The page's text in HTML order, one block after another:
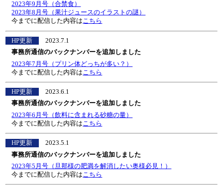
2023年9月号（合禁食）
2023年8月号（果汁ジュースのイラストの謎）
今までに配信した内容はこちら
HP更新
2023.7.1
事務所通信のバックナンバーを追加しました
2023年7月号（プリン体どっちが多い？）
今までに配信した内容は こちら
HP更新
2023.6.1
事務所通信のバックナンバーを追加しました
2023年6月号（飲料に含まれる砂糖の量）
今までに配信した内容はこちら
HP更新
2023.5.1
事務所通信のバックナンバーを追加しました
2023年5月号（旦那様の肥満を解消したい奥様必見！）
今までに配信した内容はこちら